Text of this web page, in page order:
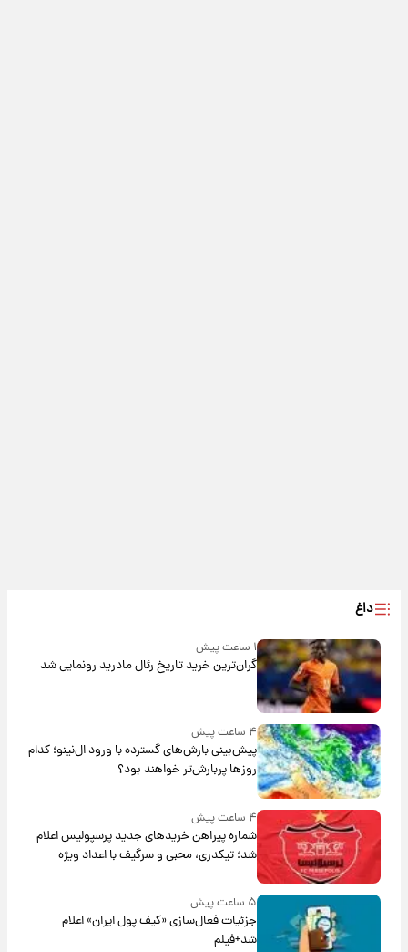
داغ
۱ ساعت پیش
گران‌ترین خرید تاریخ رئال مادرید رونمایی شد
۴ ساعت پیش
پیش‌بینی بارش‌های گسترده با ورود ال‌نینو؛ کدام
روزها پربارش‌تر خواهند بود؟
۴ ساعت پیش
شماره پیراهن خریدهای جدید پرسپولیس اعلام
شد؛ تیکدری، محبی و سرگیف با اعداد ویژه
۵ ساعت پیش
جزئیات فعال‌سازی «کیف پول ایران» اعلام
شد+فیلم